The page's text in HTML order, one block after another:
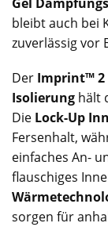
bleibt auch bei
zuverlässig vor
Der Imprint™ 2
Isolierung hält
Die Lock-Up
Fersenhalt,
einfaches An-
flauschiges
sorgen für